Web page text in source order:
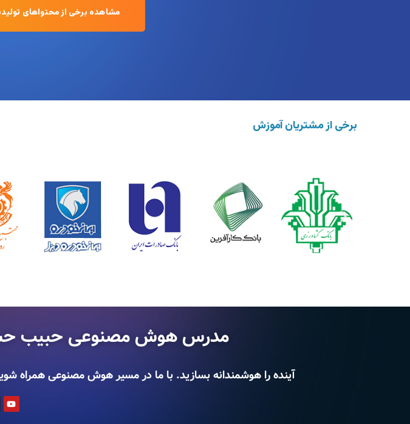
مشاهده برخی از محتواهای
برخی از مشتریان آموزش و مشاوره دیجیتال مارکتینگ
مدرس هوش مصنوعی حبیب
آینده را هوشمندانه بسازید. با ما در مسیر هوش مصنوعی